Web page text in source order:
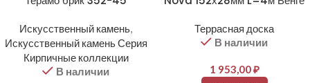
Искусственный камень,
Искусственный камень Серия
Кирпичные коллекции
В наличии
Террасная доска
В наличии
1 953,00₽